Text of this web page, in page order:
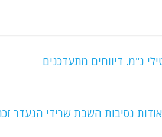
נ"מ. דיווחים מתעדכנים
נסיבות השבת שרידי הנעדר